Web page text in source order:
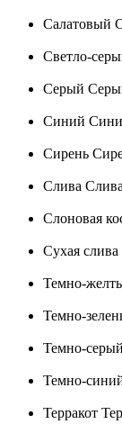
Салатовый
Светло-
Серый
Синий
Сирень
Слива Слива
Слоновая
Сухая слива
Темно-
Темно-
Темно-серый
Темно-
Терракот